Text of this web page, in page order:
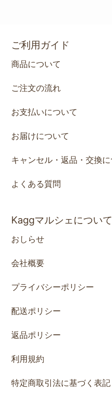
ご利用ガイド
商品について
ご注文の流れ
お支払いについて
お届けについて
キャンセル・返品・交換に
よくある質問
Kaggマルシェについて
おしらせ
会社概要
プライバシーポリシー
配送ポリシー
返品ポリシー
利用規約
特定商取引法に基づく表記